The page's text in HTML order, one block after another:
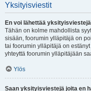
Yksityisviestit
En voi lähettää
Tähän on kolme mahdollista
sisään, foorumin ylläpitäjä on
tai foorumin ylläpitäjä on
yhteyttä foorumin ylläpitäjään
Ylös
Saan yksityisviestejä joita en